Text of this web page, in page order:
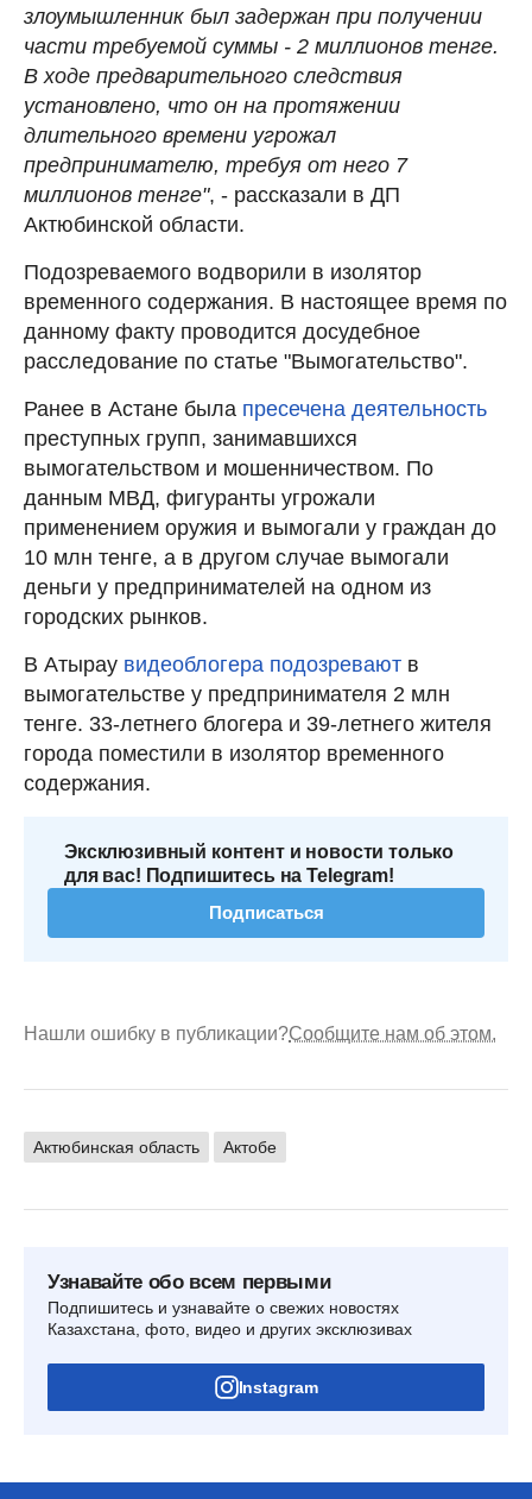
злоумышленник был задержан при получении
части требуемой суммы - 2 миллионов тенге.
В ходе предварительного следствия
установлено, что он на протяжении
длительного времени угрожал
предпринимателю, требуя от него 7
миллионов тенге", - рассказали в ДП
Актюбинской области.
Подозреваемого водворили в изолятор
временного содержания. В настоящее время по
данному факту проводится досудебное
расследование по статье "Вымогательство".
Ранее в Астане была пресечена деятельность
преступных групп, занимавшихся
вымогательством и мошенничеством. По
данным МВД, фигуранты угрожали
применением оружия и вымогали у граждан до
10 млн тенге, а в другом случае вымогали
деньги у предпринимателей на одном из
городских рынков.
В Атырау видеоблогера подозревают в
вымогательстве у предпринимателя 2 млн
тенге. 33-летнего блогера и 39-летнего жителя
города поместили в изолятор временного
содержания.
Эксклюзивный контент и новости только
для вас! Подпишитесь на Telegram!
Подписаться
Нашли ошибку в публикации?Сообщите нам об этом.
Актюбинская область Актобе
Узнавайте обо всем первыми
Подпишитесь и узнавайте о свежих новостях
Казахстана, фото, видео и других эксклюзивах
Instagram